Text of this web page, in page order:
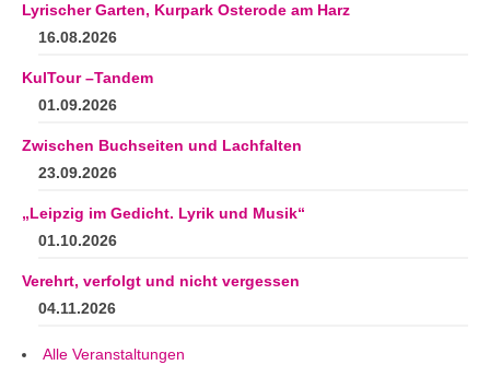
Lyrischer Garten, Kurpark Osterode am Harz
16.08.2026
KulTour –Tandem
01.09.2026
Zwischen Buchseiten und Lachfalten
23.09.2026
„Leipzig im Gedicht. Lyrik und Musik“
01.10.2026
Verehrt, verfolgt und nicht vergessen
04.11.2026
Alle Veranstaltungen